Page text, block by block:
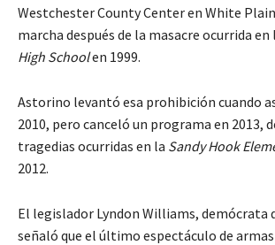
Westchester County Center en White
marcha después de la masacre ocurrida en
High Schoolen 1999.
Astorino levantó esa prohibición cuando
2010, pero canceló un programa en 2013,
tragedias ocurridas en la Sandy Hook
2012.
El legislador Lyndon Williams, demócrata
señaló que el último espectáculo de